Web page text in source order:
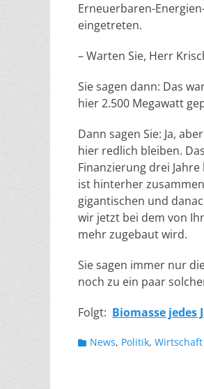
Erneuerbaren-
eingetreten.
– Warten Sie, Herr
Sie sagen dann: Das
hier 2.500 Megawatt
Dann sagen Sie: Ja,
hier redlich bleiben.
Finanzierung drei
ist hinterher
gigantischen und
wir jetzt bei dem von
mehr zugebaut wird.
Sie sagen immer nur
noch zu ein paar
Folgt: Biomasse jedes
Kategorien
News, Politik, Wirtschaft